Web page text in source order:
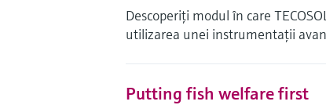
Descoperiţi modul în care
utilizarea unei instrumentaţii
Putting fish welfare first